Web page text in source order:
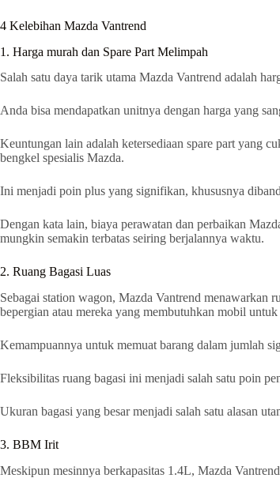
4 Kelebihan Mazda Vantrend
1. Harga murah dan Spare Part Melimpah
Salah satu daya tarik utama Mazda Vantrend adalah
Anda bisa mendapatkan unitnya dengan harga yang
Keuntungan lain adalah ketersediaan spare part yang
bengkel spesialis Mazda.
Ini menjadi poin plus yang signifikan, khususnya
Dengan kata lain, biaya perawatan dan perbaikan
mungkin semakin terbatas seiring berjalannya waktu.
2. Ruang Bagasi Luas
Sebagai station wagon, Mazda Vantrend menawarkan
bepergian atau mereka yang membutuhkan mobil
Kemampuannya untuk memuat barang dalam jumlah
Fleksibilitas ruang bagasi ini menjadi salah satu poin
Ukuran bagasi yang besar menjadi salah satu alasan
3. BBM Irit
Meskipun mesinnya berkapasitas 1.4L, Mazda